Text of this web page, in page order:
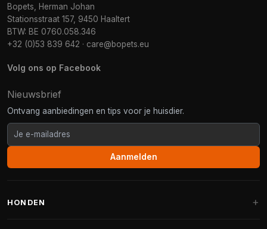
Bopets, Herman Johan
Stationsstraat 157, 9450 Haaltert
BTW: BE 0760.058.346
+32 (0)53 839 642 · care@bopets.eu
Volg ons op Facebook
Nieuwsbrief
Ontvang aanbiedingen en tips voor je huisdier.
Aanmelden
HONDEN